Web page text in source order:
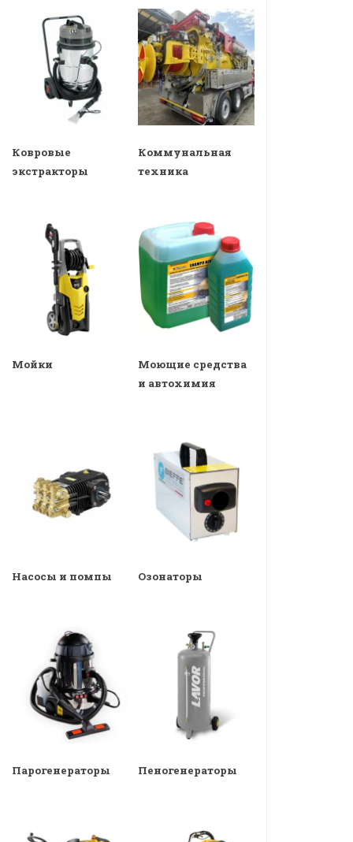
Ковровые
экстракторы
Коммунальная
техника
Мойки
Моющие средства
и автохимия
Насосы и помпы Озонаторы
Парогенераторы Пеногенераторы